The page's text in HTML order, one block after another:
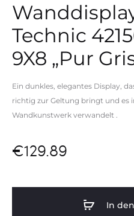
Technic
9X8 „Pur
Ein dunkles, elegantes Display,
richtig zur Geltung bringt und es
Wandkunstwerk verwandelt .
€129.89
In